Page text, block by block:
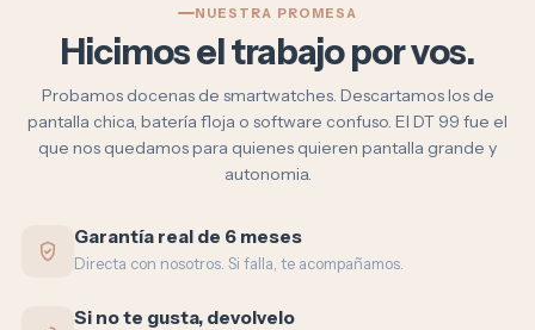
NUESTRA PROMESA
Hicimos el trabajo por vos.
Probamos docenas de smartwatches. Descartamos los de
pantalla chica, batería floja o software confuso. El DT 99 fue el
que nos quedamos para quienes quieren pantalla grande y
autonomia.
Garantía real de 6 meses
Directa con nosotros. Si falla, te acompañamos.
Si no te gusta, devolvelo